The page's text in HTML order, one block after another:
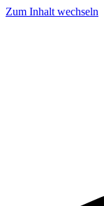
Zum Inhalt wechseln